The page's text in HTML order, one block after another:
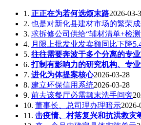
1. 正正在为若何选烦末路2026-03-
2. 也是对新化县建材市场的繁荣
3. 求拆修公司供给“辅材清单+检
4. 月限上批发业发卖额同比下降
5. 往往需要奔波于多个分离的专
6.打制有影响力的研究机构、专
7. 进化为体提案核心2026-03-28
8. 建立环保信用系统2026-03-28
9. 前去该餐厅必需颠末洗手间旁
10. 董事长、总司理办理暗示2026-
11. 击疫情、村落复兴和抗洪救灾